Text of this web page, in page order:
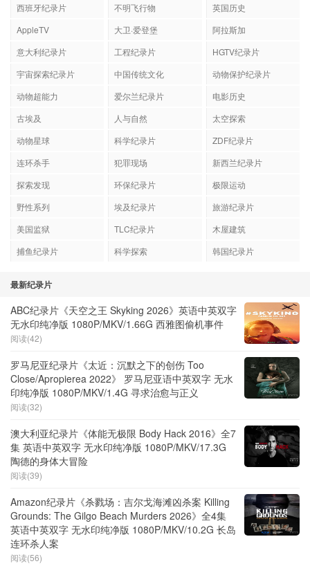
西班牙纪录片
不明飞行物
英国历史
AppleTV
大卫·爱登堡
阿拉斯加
意大利纪录片
工程纪录片
HGTV纪录片
宇宙探索纪录片
中国传统文化
动物保护纪录片
动物超能力
爱尔兰纪录片
电影历史
古埃及
人与自然
太空探索
动物星球
科学纪录片
ZDF纪录片
连环杀手
犯罪现场
新西兰纪录片
探索发现
环保纪录片
极限运动
野性系列
埃及纪录片
旅游纪录片
美国监狱
TLC纪录片
木屋建筑
捕鱼纪录片
科学探索 韩国纪录片
最新纪录片
ABC纪录片《天空之王 Skyking 2026》英语中英双字
无水印纯净版 1080P/MKV/1.66G 西雅图偷机事件
阅读(42)
罗马尼亚纪录片《太近：沉默之下的创伤 Too
Close/Apropierea 2022》 罗马尼亚语中英双字 无水
印纯净版 1080P/MKV/1.4G 寻求治愈与正义
阅读(32)
澳大利亚纪录片《体能无极限 Body Hack 2016》全7
集 英语中英双字 无水印纯净版 1080P/MKV/17.3G
陶德的身体大冒险
阅读(39)
Amazon纪录片《杀戮场：吉尔戈海滩凶杀案 Killing
Grounds: The Gilgo Beach Murders 2026》全4集
英语中英双字 无水印纯净版 1080P/MKV/10.2G 长岛
连环杀人案
阅读(56)